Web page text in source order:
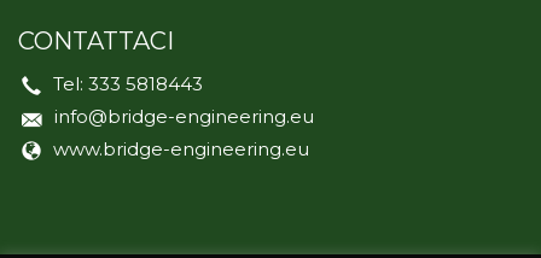
CONTATTACI
Tel: 333 5818443
info@bridge-engineering.eu
www.bridge-engineering.eu